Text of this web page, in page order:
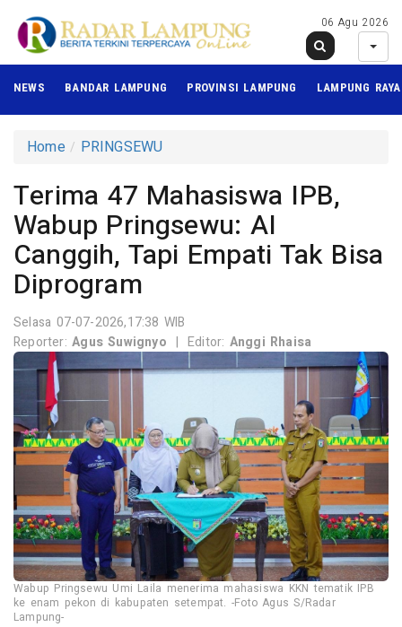
06 Agu 2026
NEWS BANDAR LAMPUNG PROVINSI LAMPUNG LAMPUNG RAYA
Home PRINGSEWU
Terima 47 Mahasiswa IPB,
Wabup Pringsewu: AI
Canggih, Tapi Empati Tak Bisa
Diprogram
Selasa 07-07-2026,17:38 WIB
Reporter:Agus Suwignyo | Editor: Anggi Rhaisa
Wabup Pringsewu Umi Laila menerima mahasiswa KKN tematik IPB
ke enam pekon di kabupaten setempat. -Foto Agus S/Radar
Lampung-